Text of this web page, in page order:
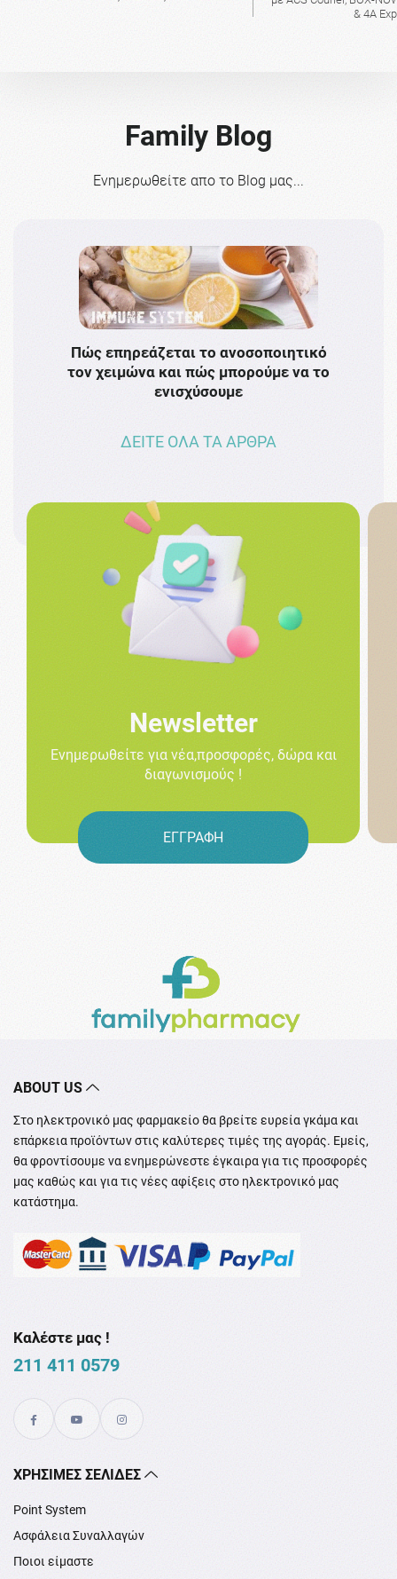
& 4A
Family Blog
Ενημερωθείτε απο το Blog μας...
Πώς επηρεάζεται το ανοσοποιητικό
τον χειμώνα και πώς μπορούμε να το
ενισχύσουμε
ΔΕΙΤΕ ΟΛΑ ΤΑ ΑΡΘΡΑ
Newsletter
Ενημερωθείτε για νέα,προσφορές, δώρα και
διαγωνισμούς !
ΕΓΓΡΑΦΗ
ABOUT US
Στο ηλεκτρονικό μας φαρμακείο θα βρείτε ευρεία γκάμα και
επάρκεια προϊόντων στις καλύτερες τιμές της αγοράς. Εμείς,
θα φροντίσουμε να ενημερώνεστε έγκαιρα για τις προσφορές
μας καθώς και για τις νέες αφίξεις στο ηλεκτρονικό μας
κατάστημα.
Καλέστε μας !
211 411 0579
XΡΉΣΙΜΕΣ ΣΕΛΊΔΕΣ
Point System
Ασφάλεια Συναλλαγών
Ποιοι είμαστε